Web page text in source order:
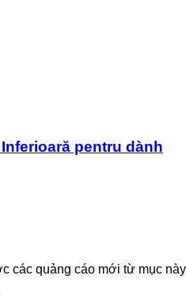
pentru dành
các quảng cáo mới từ mục này